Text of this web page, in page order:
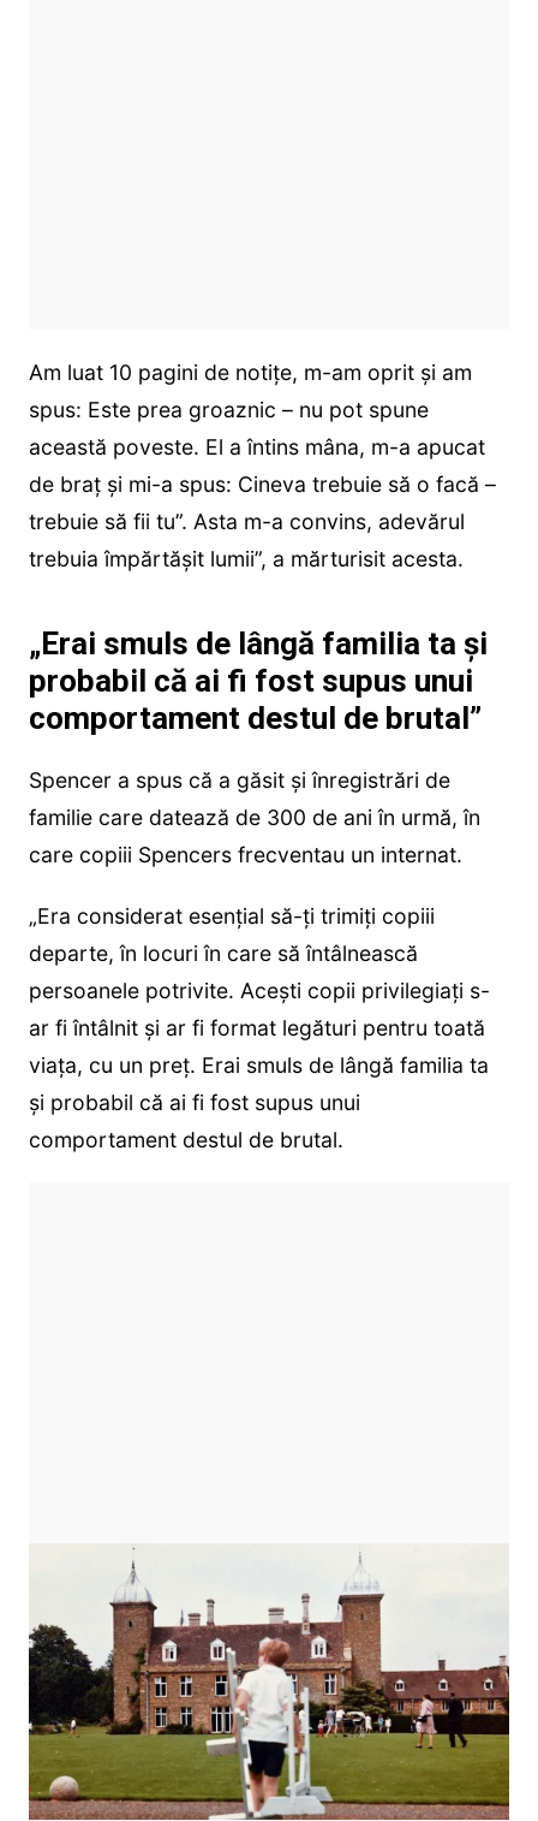
Am luat 10 pagini de notițe, m-am oprit și am
spus: Este prea groaznic – nu pot spune
această poveste. El a întins mâna, m-a apucat
de braț și mi-a spus: Cineva trebuie să o facă –
trebuie să fii tu”. Asta m-a convins, adevărul
trebuia împărtășit lumii”, a mărturisit acesta.
„Erai smuls de lângă familia ta și
probabil că ai fi fost supus unui
comportament destul de brutal”
Spencer a spus că a găsit și înregistrări de
familie care datează de 300 de ani în urmă, în
care copiii Spencers frecventau un internat.
„Era considerat esențial să-ți trimiți copiii
departe, în locuri în care să întâlnească
persoanele potrivite. Acești copii privilegiați s-
ar fi întâlnit și ar fi format legături pentru toată
viața, cu un preț. Erai smuls de lângă familia ta
și probabil că ai fi fost supus unui
comportament destul de brutal.